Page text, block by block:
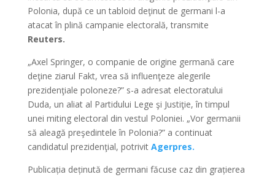
Polonia, după ce un tabloid deţinut de germani l-a
atacat în plină campanie electorală, transmite
Reuters.
„Axel Springer, o companie de origine germană care
deţine ziarul Fakt, vrea să influenţeze alegerile
prezidenţiale poloneze?” s-a adresat electoratului
Duda, un aliat al Partidului Lege şi Justiţie, în timpul
unei miting electoral din vestul Poloniei. „Vor germanii
să aleagă preşedintele în Polonia?” a continuat
candidatul prezidenţial, potrivit Agerpres.
Publicația deținută de germani făcuse caz din grațierea